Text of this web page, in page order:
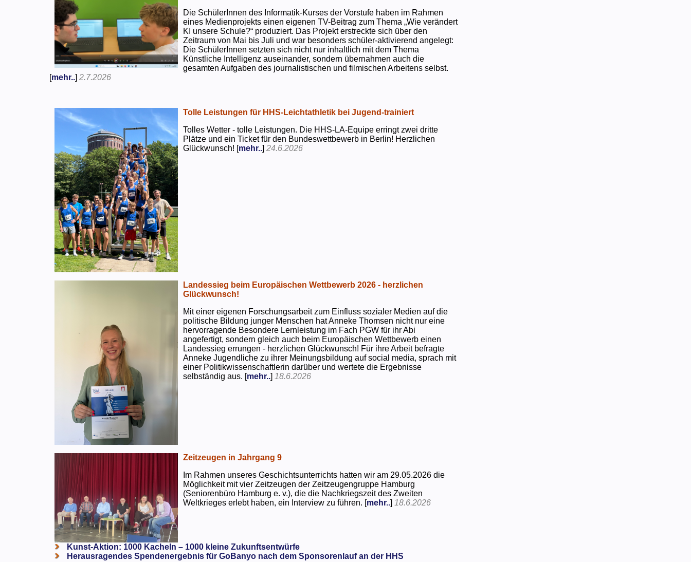
Die SchülerInnen des Informatik-Kurses der Vorstufe haben im Rahmen
eines Medienprojekts einen eigenen TV-Beitrag zum Thema „Wie verändert
KI unsere Schule?“ produziert. Das Projekt erstreckte sich über den
Zeitraum von Mai bis Juli und war besonders schüler-aktivierend angelegt:
Die SchülerInnen setzten sich nicht nur inhaltlich mit dem Thema
Künstliche Intelligenz auseinander, sondern übernahmen auch die
gesamten Aufgaben des journalistischen und filmischen Arbeitens selbst.
[mehr..]2.7.2026
Tolle Leistungen für HHS-Leichtathletik bei Jugend-trainiert
Tolles Wetter - tolle Leistungen. Die HHS-LA-Equipe erringt zwei dritte
Plätze und ein Ticket für den Bundeswettbewerb in Berlin! Herzlichen
Glückwunsch! [mehr..]24.6.2026
Landessieg beim Europäischen Wettbewerb 2026 - herzlichen
Glückwunsch!
Mit einer eigenen Forschungsarbeit zum Einfluss sozialer Medien auf die
politische Bildung junger Menschen hat Anneke Thomsen nicht nur eine
hervorragende Besondere Lernleistung im Fach PGW für ihr Abi
angefertigt, sondern gleich auch beim Europäischen Wettbewerb einen
Landessieg errungen - herzlichen Glückwunsch! Für ihre Arbeit befragte
Anneke Jugendliche zu ihrer Meinungsbildung auf social media, sprach mit
einer Politikwissenschaftlerin darüber und wertete die Ergebnisse
selbständig aus. [mehr..] 18.6.2026
Zeitzeugen in Jahrgang 9
Im Rahmen unseres Geschichtsunterrichts hatten wir am 29.05.2026 die
Möglichkeit mit vier Zeitzeugen der Zeitzeugengruppe Hamburg
(Seniorenbüro Hamburg e. v.), die die Nachkriegszeit des Zweiten
Weltkrieges erlebt haben, ein Interview zu führen. [mehr..] 18.6.2026
Kunst-Aktion: 1000 Kacheln – 1000 kleine Zukunftsentwürfe
Herausragendes Spendenergebnis für GoBanyo nach dem Sponsorenlauf an der HHS